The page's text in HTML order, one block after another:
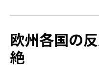
欧州各国の
絶